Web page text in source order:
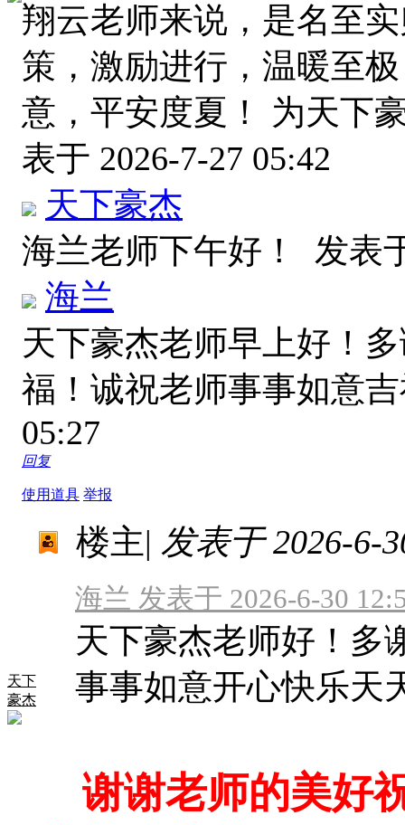
翔云老师来说，是名至
策，激励进行，温暖至
意，平安度夏！ 为天下
表于 2026-7-27 05:42
天下豪杰
海兰老师下午好！ 发表
海兰
天下豪杰老师早上好！
福！诚祝老师事事如意
05:27
回复
使用道具 举报
天下
豪杰
楼主| 发表于 2026-6-
海兰 发表于 2026-6-30
天下豪杰老师好！多
事事如意开心快乐天
谢谢老师的美好